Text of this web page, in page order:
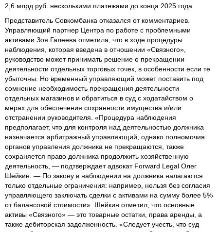
2,6 млрд руб. несколькими платежами до конца 2025 года.
Представитель Совкомбанка отказался от комментариев.
Управляющий партнер Центра по работе с проблемными
активами Зоя Галеева отметила, что в ходе процедуры
наблюдения, которая введена в отношении «Связного»,
руководство может принимать решение о прекращении
деятельности отдельных торговых точек, в особенности если те
убыточны. Но временный управляющий может поставить под
сомнение необходимость прекращения деятельности
отдельных магазинов и обратиться в суд с ходатайством о
мерах для обеспечения сохранности имущества и/или
отстранении руководителя. «Процедура наблюдения
предполагает, что для контроля над деятельностью должника
назначается арбитражный управляющий, однако полномочия
органов управления должника не прекращаются, также
сохраняется право должника продолжить хозяйственную
деятельность, — подтверждает адвокат Forward Legal Олег
Шейкин. — По закону в наблюдении на должника налагаются
только отдельные ограничения: например, нельзя без согласия
управляющего заключать сделки с активами на сумму более 5%
от балансовой стоимости». Шейкин отметил, что основные
активы «Связного» — это товарные остатки, права аренды, а
также дебиторская задолженность. «Следует учесть, что суд